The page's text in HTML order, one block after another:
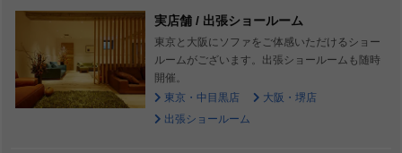
実店舗 / 出張ショールーム
東京と大阪にソファをご体感いただけるショー
ルームがございます。出張ショールームも随時
開催。
東京・中目黒店
大阪・堺店
出張ショールーム